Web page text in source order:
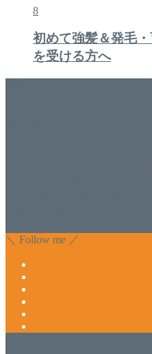
8
初めて強髪＆発毛
を受ける方へ
＼ Follow me ／